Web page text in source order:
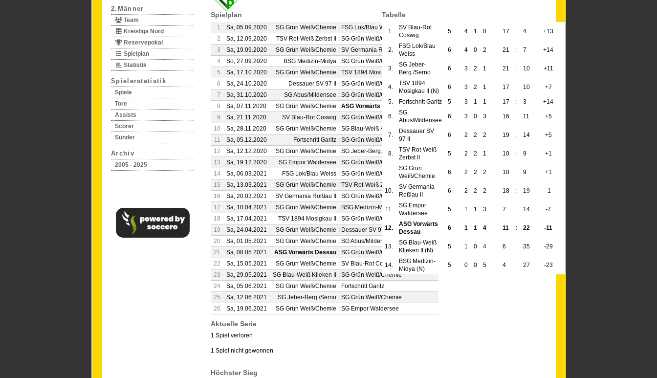
2.Männer
Team
Kreisliga Nord
Reservepokal
Spielplan
Statistik
Spielerstatistik
Spiele
Tore
Assists
Scorer
Sünder
Archiv
2005 - 2025
Spielplan
1 Sa, 05.09.2020 SG Grün Weiß/Chemie : FSG Lok/Blau Weiss
1 : 3
2
Sa, 12.09.2020 TSV Rot-Weiß Zerbst II : SG Grün Weiß/Chemie
1 : 1
3
Sa, 19.09.2020 SG Grün Weiß/Chemie : SV Germania Roßlau II
2 : 2
4
So, 27.09.2020 BSG Medizin-Midya : SG Grün Weiß/Chemie
1 : 4
5
Sa, 17.10.2020 SG Grün Weiß/Chemie : TSV 1894 Mosigkau II
1 : 0
6
Sa, 24.10.2020 Dessauer SV 97 II : SG Grün Weiß/Chemie
2 : 1
7
Sa, 31.10.2020 SG Abus/Mildensee : SG Grün Weiß/Chemie
abgesagt
8
Sa, 07.11.2020 SG Grün Weiß/Chemie : ASG Vorwärts Dessau
9
Sa, 21.11.2020 SV Blau-Rot Coswig : SG Grün Weiß/Chemie
abgesagt
10
Sa, 28.11.2020 SG Grün Weiß/Chemie : SG Blau-Weiß Klieken II
abgesagt
11
Sa, 05.12.2020 Fortschritt Garitz : SG Grün Weiß/Chemie
12
Sa, 12.12.2020 SG Grün Weiß/Chemie : SG Jeber-Berg./Serno
abgesagt
13
Sa, 19.12.2020 SG Empor Waldersee : SG Grün Weiß/Chemie
14
Sa, 06.03.2021 FSG Lok/Blau Weiss : SG Grün Weiß/Chemie
15
Sa, 13.03.2021 SG Grün Weiß/Chemie : TSV Rot-Weiß Zerbst II
16
Sa, 20.03.2021 SV Germania Roßlau II : SG Grün Weiß/Chemie
17
Sa, 10.04.2021 SG Grün Weiß/Chemie : BSG Medizin-Midya
18
Sa, 17.04.2021 TSV 1894 Mosigkau II : SG Grün Weiß/Chemie
19
Sa, 24.04.2021 SG Grün Weiß/Chemie : Dessauer SV 97 II
20
Sa, 01.05.2021 SG Grün Weiß/Chemie : SG Abus/Mildensee
21
Sa, 08.05.2021 ASG Vorwärts Dessau : SG Grün Weiß/Chemie
22
Sa, 15.05.2021 SG Grün Weiß/Chemie : SV Blau-Rot Coswig
23
Sa, 29.05.2021 SG Blau-Weiß Klieken II : SG Grün Weiß/Chemie
24
Sa, 05.06.2021 SG Grün Weiß/Chemie : Fortschritt Garitz
25
Sa, 12.06.2021 SG Jeber-Berg./Serno : SG Grün Weiß/Chemie
26
Sa, 19.06.2021 SG Grün Weiß/Chemie : SG Empor Waldersee
Tabelle
1.
SV Blau-Rot
Coswig
5 4 1 0 17 : 4 +13
2.
FSG Lok/Blau
Weiss
6 4 0 2 21 : 7 +14
3.
SG Jeber-
Berg./Serno
6 3 2 1 21 : 10 +11
4.
TSV 1894
Mosigkau II (N)
6 3 2 1 17 : 10 +7
5. Fortschritt Garitz 5 3 1 1 17 : 3 +14
6.
SG
Abus/Mildensee
6 3 0 3 16 : 11 +5
7.
Dessauer SV
97 II
6 2 2 2 19 : 14 +5
8.
TSV Rot-Weiß
Zerbst II
5 2 2 1 10 : 9 +1
SG Grün
Weiß/Chemie
6 2 2 2 10 : 9 +1
10.
SV Germania
Roßlau II
6 2 2 2 18 : 19 -1
11.
SG Empor
Waldersee
5 1 1 3 7 : 14 -7
12.
ASG Vorwärts
Dessau
6 1 1 4 11 : 22 -11
13.
SG Blau-Weiß
Klieken II (N)
5 1 0 4 6 : 35 -29
14.
BSG Medizin-
Midya (N)
5 0 0 5 4 : 27 -23
Aktuelle Serie
1 Spiel verloren
1 Spiel nicht gewonnen
Höchster Sieg